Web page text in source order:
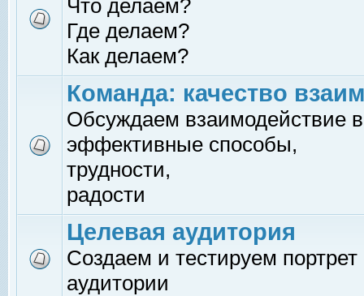
Что делаем?
Где делаем?
Как делаем?
Команда: качество
Обсуждаем взаимодействие
эффективные способы,
трудности,
радости
Целевая аудитория
Создаем и тестируем
аудитории